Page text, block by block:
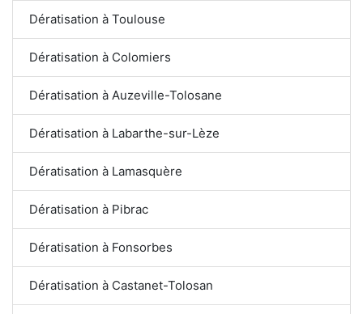
Dératisation à Toulouse
Dératisation à Colomiers
Dératisation à Auzeville-Tolosane
Dératisation à Labarthe-sur-Lèze
Dératisation à Lamasquère
Dératisation à Pibrac
Dératisation à Fonsorbes
Dératisation à Castanet-Tolosan